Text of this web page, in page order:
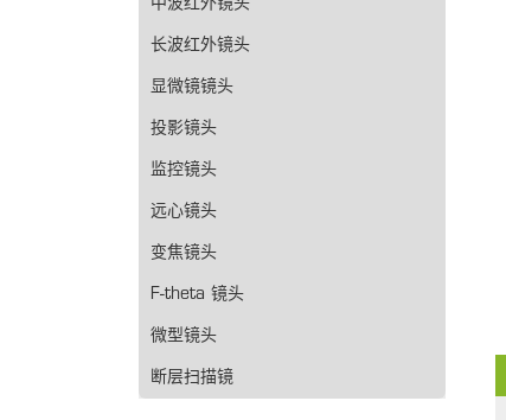
中波红外镜头
长波红外镜头
显微镜镜头
投影镜头
监控镜头
远心镜头
变焦镜头
F-theta 镜头
微型镜头
断层扫描镜